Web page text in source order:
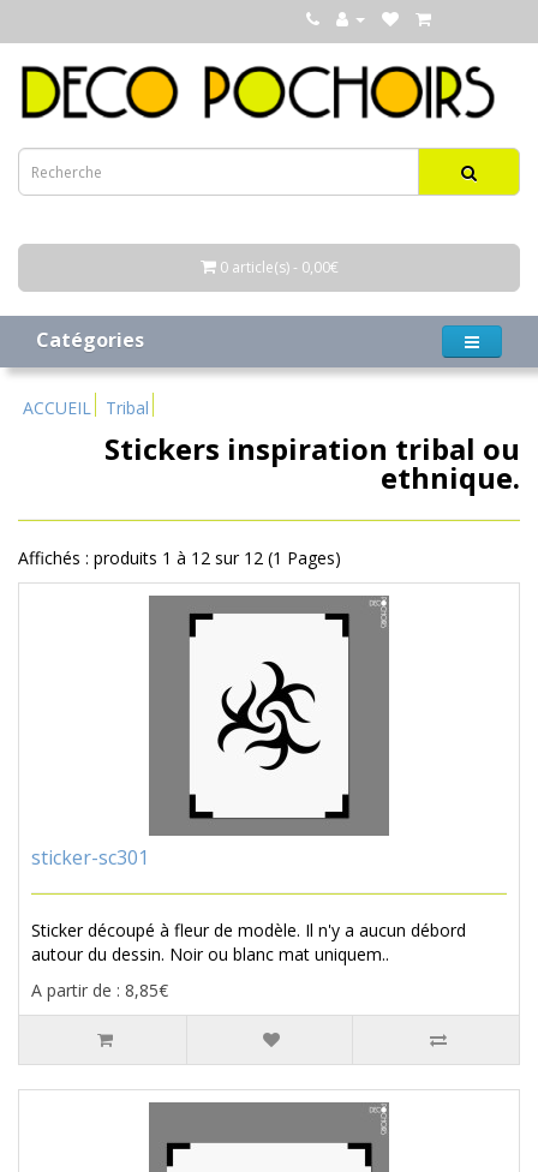
0 article(s) - 0,00€
Catégories
ACCUEIL Tribal
Stickers inspiration tribal ou
ethnique.
Affichés : produits 1 à 12 sur 12 (1 Pages)
sticker-sc301
Sticker découpé à fleur de modèle. Il n'y a aucun débord
autour du dessin. Noir ou blanc mat uniquem..
A partir de : 8,85€